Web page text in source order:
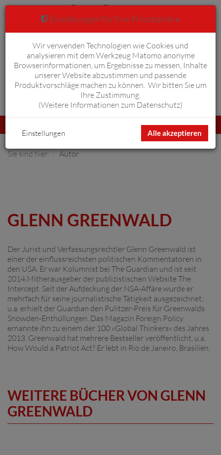
Anmelden Warenkorb 0
umschalten
Sie sind hier: Autor
GLENN GREENWALD
Der Jurist und Verfassungsrechtler Glenn Greenwald ist
einer der einflussreichsten politischen Kommentatoren in
den USA. Er war Kolumnist bei The Guardian und ist seit
2014 Mitherausgeber der publizistischen Website The
Intercept. Seit der Aufdeckung der NSA-Affäre wurde er
mehrfach für seine journalistische Tätigkeit ausgezeichnet;
u.a. erhielt der Guardian den Pulitzer-Preis für Greenwalds
Snowden-Enthüllungen. Das Magazin Foreign Policy
ernannte ihn zu einem der 100 »Global Thinkers« des Jahres
2013. Greenwald hat mehrere Bestseller veröffentlicht, u.a.
How Would a Patriot Act? Er lebt in Rio de Janeiro, Brasilien.
WEITERE BÜCHER VON GLENN
GREENWALD
Einstellungen für Ihre Privatsphäre
Wir verwenden Technologien wie Cookies und
analysieren mit dem Werkzeug Matomo anonyme
Browserinformationen, um Ergebnisse zu messen, Inhalte
unserer Website abzustimmen und passende
Produktvorschläge machen zu können. Wir bitten Sie um
Ihre Zustimmung.
(Weitere Informationen zum Datenschutz)
Alle akzeptieren
Einstellungen